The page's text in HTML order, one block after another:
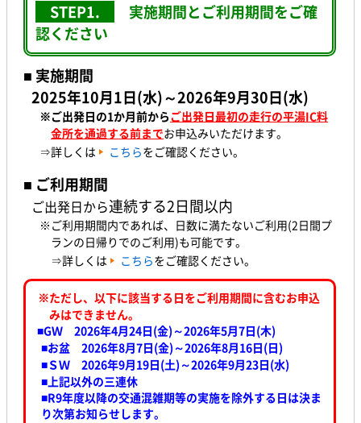
STEP1.
実施期間とご利用期間をご確
認ください
■ 実施期間
2025年10月1日(水)～2026年9月30日(水)
※ご出発日の1か月前からご出発日最初の走行の平湯IC料
金所を通過する前までお申込みいただけます。
⇒詳しくは
こちらをご確認ください。
■ ご利用期間
ご出発日から連続する2日間以内
※ご利用期間内であれば、日数に満たないご利用(2日間プ
ランの日帰りでのご利用)も可能です。
⇒詳しくは
こちらをご確認ください。
※ただし、以下に該当する日をご利用期間に含むお申込
みはできません。
■GＷ 2026年4月24日(金)～2026年5月7日(木)
■お盆 2026年8月7日(金)～2026年8月16日(日)
■ＳＷ 2026年9月19日(土)～2026年9月23日(水)
■上記以外の三連休
■R9年度以降の交通混雑期等の実施を除外する日は決ま
り次第お知らせします。